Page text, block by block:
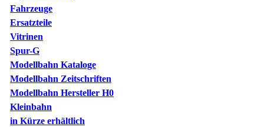
Fahrzeuge
Ersatzteile
Vitrinen
Spur-G
Modellbahn Kataloge
Modellbahn Zeitschriften
Modellbahn Hersteller H0
Kleinbahn
in Kürze erhältlich